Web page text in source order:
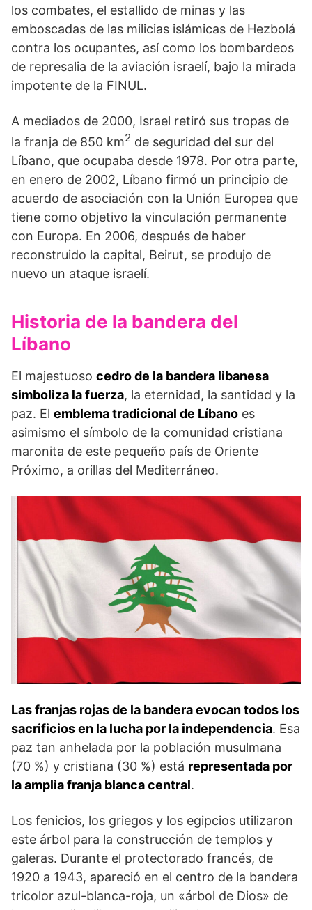
los combates, el estallido de minas y las
emboscadas de las milicias islámicas de Hezbolá
contra los ocupantes, así como los bombardeos
de represalia de la aviación israelí, bajo la mirada
impotente de la FINUL.
A mediados de 2000, Israel retiró sus tropas de
la franja de 850 km2 de seguridad del sur del
Líbano, que ocupaba desde 1978. Por otra parte,
en enero de 2002, Líbano firmó un principio de
acuerdo de asociación con la Unión Europea que
tiene como objetivo la vinculación permanente
con Europa. En 2006, después de haber
reconstruido la capital, Beirut, se produjo de
nuevo un ataque israelí.
Historia de la bandera del
Líbano
El majestuoso cedro de la bandera libanesa
simboliza la fuerza, la eternidad, la santidad y la
paz. El emblema tradicional de Líbano es
asimismo el símbolo de la comunidad cristiana
maronita de este pequeño país de Oriente
Próximo, a orillas del Mediterráneo.
Las franjas rojas de la bandera evocan todos los
sacrificios en la lucha por la independencia. Esa
paz tan anhelada por la población musulmana
(70 %) y cristiana (30 %) está representada por
la amplia franja blanca central.
Los fenicios, los griegos y los egipcios utilizaron
este árbol para la construcción de templos y
galeras. Durante el protectorado francés, de
1920 a 1943, apareció en el centro de la bandera
tricolor azul-blanca-roja, un «árbol de Dios» de